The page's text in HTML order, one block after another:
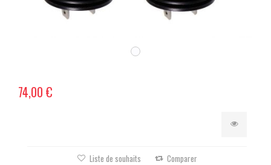
74,00 €
Liste de souhaits Comparer